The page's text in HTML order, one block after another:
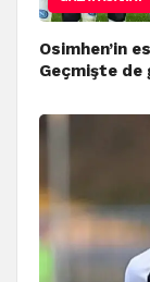
Osimhen’in
Geçmişte de